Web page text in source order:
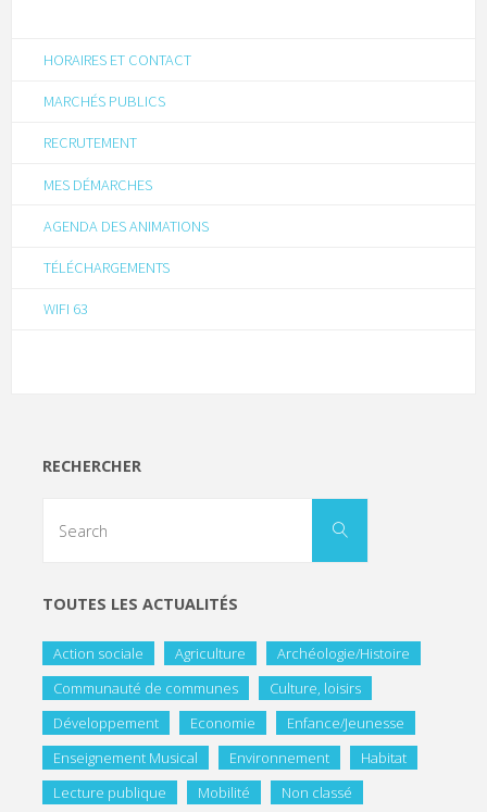
HORAIRES ET CONTACT
MARCHÉS PUBLICS
RECRUTEMENT
MES DÉMARCHES
AGENDA DES ANIMATIONS
TÉLÉCHARGEMENTS
WIFI 63
RECHERCHER
TOUTES LES ACTUALITÉS
Action sociale Agriculture
Archéologie/Histoire
Communauté de communes
Culture, loisirs
Développement
Economie
Enfance/Jeunesse
Enseignement Musical
Environnement
Habitat
Lecture publique
Mobilité
Non classé